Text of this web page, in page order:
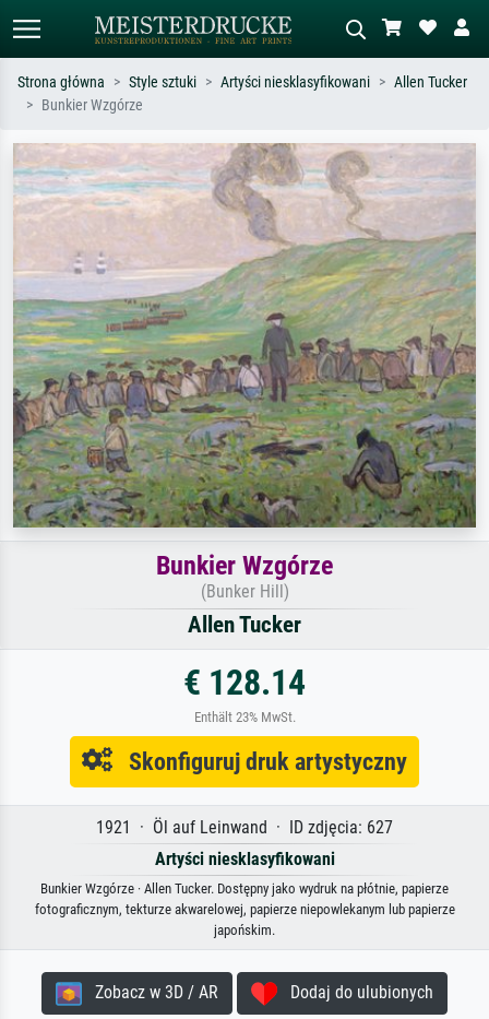
Szukaj wg artysty, tytułu lub stylu – np.
Monet, Gwiaździsta noc,
impresjonizm, fala Hokusaia, akt.
Opisz scenę – np. zielona łąka,
abstrakcja z czerwienią, ciemny olej,
stojący akt obok drzewa.
Strona główna Style sztuki Artyści niesklasyfikowani
Allen Tucker
Bunkier Wzgórze
Bunkier Wzgórze
(Bunker Hill)
Allen Tucker
€ 128.14
Enthält 23% MwSt.
Skonfiguruj druk artystyczny
1921 · Öl auf Leinwand · ID zdjęcia: 627
Artyści niesklasyfikowani
Bunkier Wzgórze · Allen Tucker. Dostępny jako wydruk na płótnie, papierze
fotograficznym, tekturze akwarelowej, papierze niepowlekanym lub papierze
japońskim.
Zobacz w 3D / AR Dodaj do ulubionych